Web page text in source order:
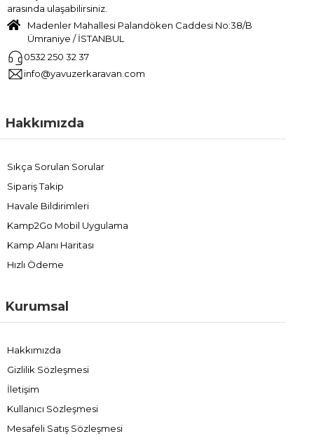
arasında ulaşabilirsiniz.
Madenler Mahallesi Palandöken Caddesi No:38/B
Ümraniye / İSTANBUL
0532 250 32 37
info@yavuzerkaravan.com
Hakkımızda
Sıkça Sorulan Sorular
Sipariş Takip
Havale Bildirimleri
Kamp2Go Mobil Uygulama
Kamp Alanı Haritası
Hızlı Ödeme
Kurumsal
Hakkımızda
Gizlilik Sözleşmesi
İletişim
Kullanıcı Sözleşmesi
Mesafeli Satış Sözleşmesi